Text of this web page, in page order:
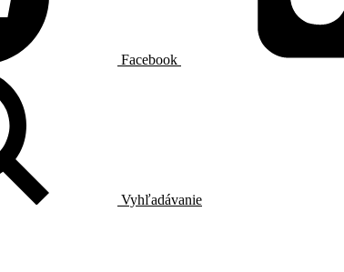
Facebook
Vyhľadávanie